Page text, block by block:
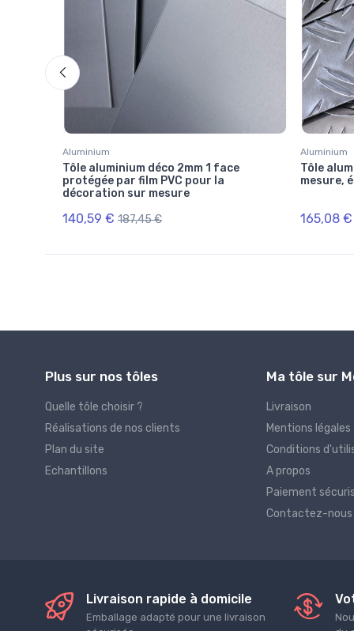
Aluminium
Tôle aluminium déco 2mm 1 face
protégée par film PVC pour la
décoration sur mesure
140,59 € 187,45 €
Aluminium
Tôle
mesure,
165,08 €
Plus sur nos tôles
Quelle tôle choisir ?
Réalisations de nos clients
Plan du site
Echantillons
Ma tôle sur
Livraison
Mentions légales
Conditions
A propos
Paiement
Contactez-nous
Livraison rapide à domicile
Emballage adapté pour une livraison